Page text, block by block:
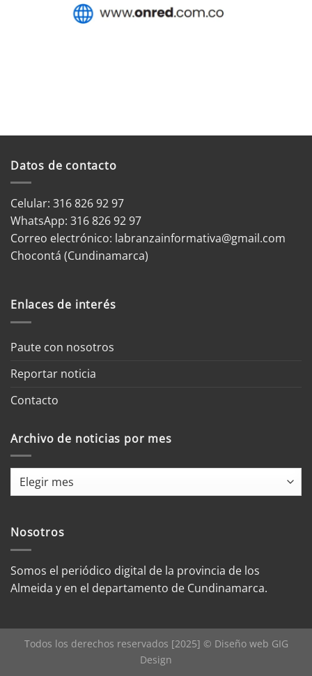
Datos de contacto
Celular: 316 826 92 97
WhatsApp: 316 826 92 97
Correo electrónico: labranzainformativa@gmail.com
Chocontá (Cundinamarca)
Enlaces de interés
Paute con nosotros
Reportar noticia
Contacto
Archivo de noticias por mes
Archivo
mes
Nosotros
Somos el periódico digital de la provincia de los
Almeida y en el departamento de Cundinamarca.
Todos los derechos reservados [2025] © Diseño web GIG
Design